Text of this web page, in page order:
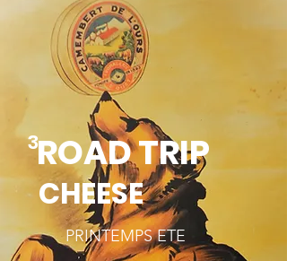
3.ROAD TRIP
CHEESE
PRINTEMPS ETE